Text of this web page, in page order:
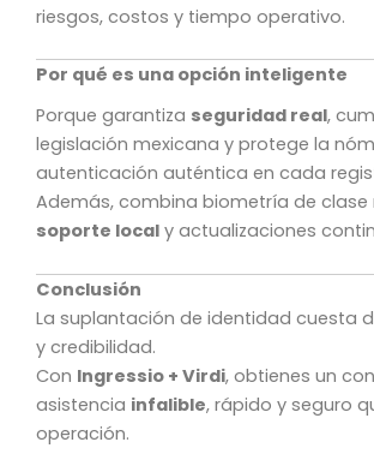
riesgos, costos y tiempo operativo.
Por qué es una opción inteligente
Porque garantiza seguridad real,
legislación mexicana y protege la
autenticación auténtica en cada
Además, combina biometría de clase
soporte local y actualizaciones
Conclusión
La suplantación de identidad cuesta
y credibilidad.
Con Ingressio + Virdi, obtienes un
asistencia infalible, rápido y seguro
operación.